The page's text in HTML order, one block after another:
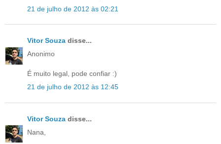
21 de julho de 2012 às 02:21
Vitor Souza disse...
Anonimo
É muito legal, pode confiar :)
21 de julho de 2012 às 12:45
Vitor Souza disse...
Nana,